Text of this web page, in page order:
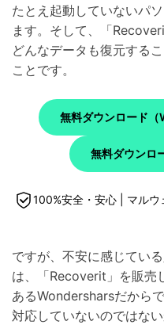
たとえ起動していないパ
ます。そして、「
どんなデータも復元する
ことです。
無料ダウンロード（
無料ダウンロ
100%安全・安心 | マル
ですが、不安に感じてい
は、「Recoverit」を販売
あるWondersharsだから
対応していないのではな